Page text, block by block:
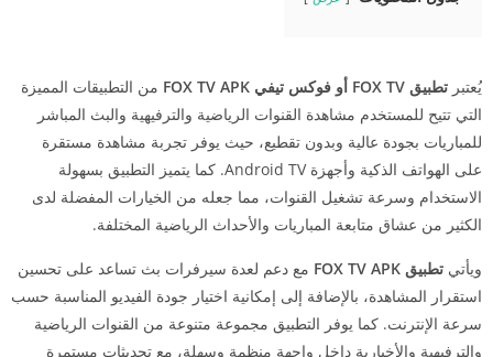
يُعتبر تطبيق FOX TV أو فوكس تيفي FOX TV APK
من التطبيقات المميزة
التي تتيح للمستخدم مشاهدة القنوات الرياضية والترفيهية والبث المباشر
للمباريات بجودة عالية وبدون تقطيع، حيث يوفر تجربة مشاهدة مستقرة
على الهواتف الذكية وأجهزة Android TV. كما يتميز التطبيق بسهولة
الاستخدام وسرعة تشغيل القنوات، مما جعله من الخيارات المفضلة لدى
الكثير من عشاق متابعة المباريات والأحداث الرياضية المختلفة.
ويأتي تطبيق FOX TV APK
مع دعم لعدة سيرفرات بث تساعد على تحسين
استقرار المشاهدة، بالإضافة إلى إمكانية اختيار جودة الفيديو المناسبة حسب
سرعة الإنترنت. كما يوفر التطبيق مجموعة متنوعة من القنوات الرياضية
والترفيهية والأخبارية داخل واجهة منظمة وسهلة، مع تحديثات مستمرة